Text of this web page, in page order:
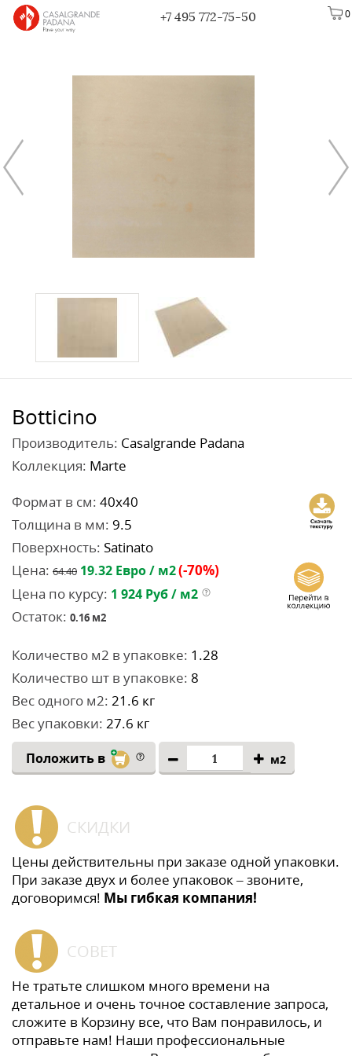
0
+7 495 772-75-50
Botticino
Производитель: Casalgrande Padana
Коллекция: Marte
Формат в см: 40x40
Толщина в мм: 9.5
Поверхность: Satinato
Цена: 64.40 19.32 Евро / м2(-70%)
Цена по курсу: 1 924 Руб / м2
Остаток: 0.16 м2
Количество м2 в упаковке: 1.28
Количество шт в упаковке: 8
Вес одного м2: 21.6 кг
Вес упаковки: 27.6 кг
Положить в м2
СКИДКИ
Цены действительны при заказе одной упаковки.
При заказе двух и более упаковок – звоните,
договоримся! Мы гибкая компания!
СОВЕТ
Не тратьте слишком много времени на
детальное и очень точное составление запроса,
сложите в Корзину все, что Вам понравилось, и
отправьте нам! Наши профессиональные